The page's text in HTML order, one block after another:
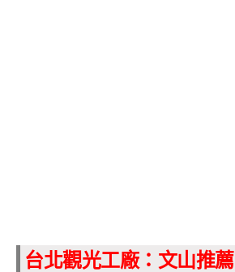
台北觀光工廠：文山推薦